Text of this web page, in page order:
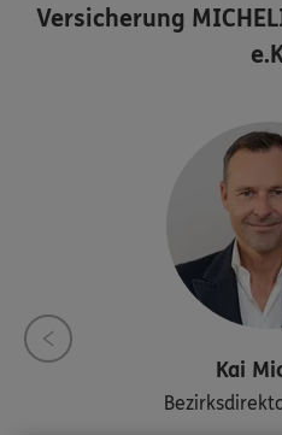
Versicherung
Kai